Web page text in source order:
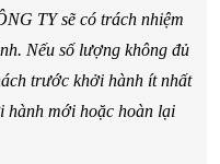
TY sẽ có trách nhiệm
Nếu số lượng không đủ
trước khởi hành ít nhất
hành mới hoặc hoàn lại